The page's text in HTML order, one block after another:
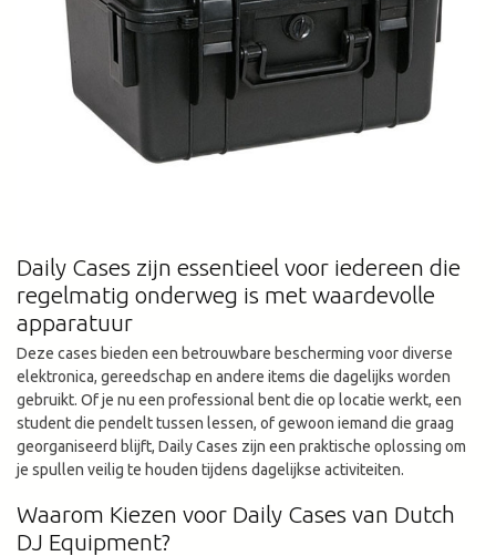
Daily Cases zijn essentieel voor iedereen die
regelmatig onderweg is met waardevolle
apparatuur
Deze cases bieden een betrouwbare bescherming voor diverse
elektronica, gereedschap en andere items die dagelijks worden
gebruikt. Of je nu een professional bent die op locatie werkt, een
student die pendelt tussen lessen, of gewoon iemand die graag
georganiseerd blijft, Daily Cases zijn een praktische oplossing om
je spullen veilig te houden tijdens dagelijkse activiteiten.
Waarom Kiezen voor Daily Cases van Dutch
DJ Equipment?